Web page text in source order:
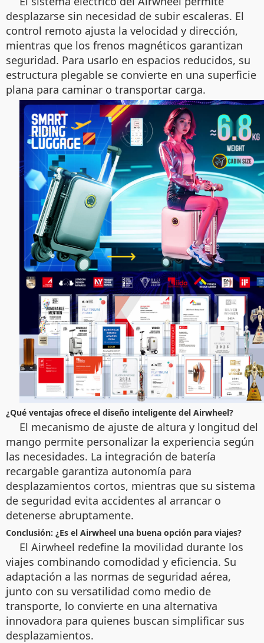
desplazarse sin necesidad de subir escaleras. El
control remoto ajusta la velocidad y dirección,
mientras que los frenos magnéticos garantizan
seguridad. Para usarlo en espacios reducidos, su
estructura plegable se convierte en una superficie
plana para caminar o transportar carga.
¿Qué ventajas ofrece el diseño inteligente del Airwheel?
El mecanismo de ajuste de altura y longitud del
mango permite personalizar la experiencia según
las necesidades. La integración de batería
recargable garantiza autonomía para
desplazamientos cortos, mientras que su sistema
de seguridad evita accidentes al arrancar o
detenerse abruptamente.
Conclusión: ¿Es el Airwheel una buena opción para viajes?
El Airwheel redefine la movilidad durante los
viajes combinando comodidad y eficiencia. Su
adaptación a las normas de seguridad aérea,
junto con su versatilidad como medio de
transporte, lo convierte en una alternativa
innovadora para quienes buscan simplificar sus
desplazamientos.